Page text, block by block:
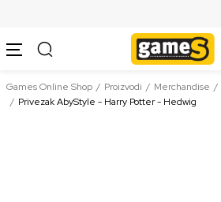
Games Online Shop Proizvodi Merchandise
Privezak AbyStyle - Harry Potter - Hedwig